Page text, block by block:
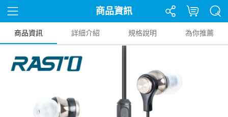
商品資訊
商品資訊 詳細介紹 規格說明 為你推薦